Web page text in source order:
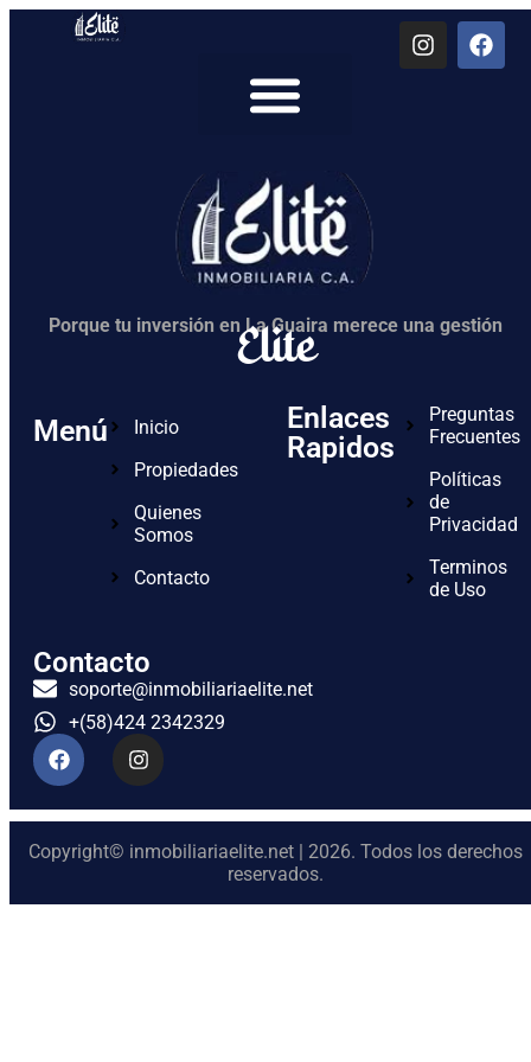
Porque tu inversión en La Guaira merece una gestión
Elite
Menú
Inicio
Propiedades
Quienes
Somos
Contacto
Enlaces
Rapidos
Preguntas
Frecuentes
Políticas
de
Privacidad
Terminos
de Uso
Contacto
soporte@inmobiliariaelite.net
+(58)424 2342329
Copyright© inmobiliariaelite.net | 2026. Todos los derechos
reservados.